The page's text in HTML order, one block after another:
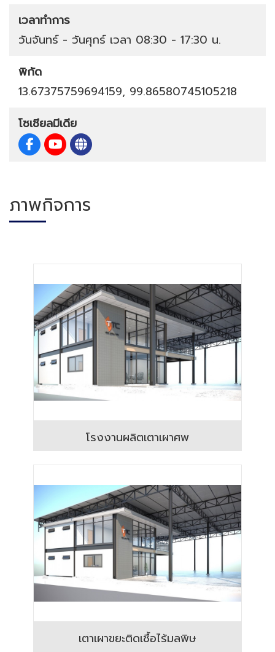
เวลาทำการ
วันจันทร์ - วันศุกร์ เวลา 08:30 - 17:30 น.
พิกัด
13.67375759694159, 99.86580745105218
โซเชียลมีเดีย
ภาพกิจการ
โรงงานผลิตเตาเผาศพ
เตาเผาขยะติดเชื้อไร้มลพิษ